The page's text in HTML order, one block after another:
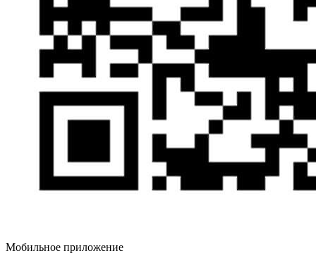
Мобильное приложение